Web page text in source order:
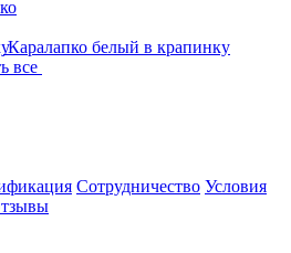
Каралапко белый в крапинку
все
Сотрудничество Условия